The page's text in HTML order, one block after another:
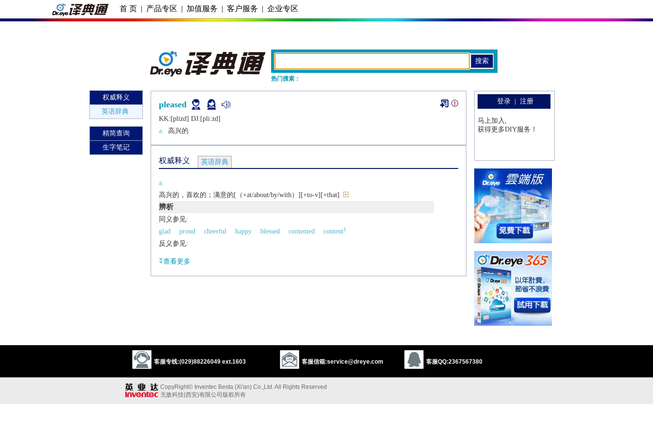
首 页 | 产品专区 | 加值服务 | 客户服务 | 企业专区
热门搜索：
权威释义
英语辞典
精简查询
生字笔记
pleased
KK:[plizd] DJ:[pliːzd]
a.
高兴的
权威释义 英语辞典
a.
高兴的，喜欢的；满意的[（+at/about/by/with）][+to-v][+that]
辨析
同义参见:
glad
proud cheerful happy blessed contented content1
反义参见:
以上来源于：《简明牛津英语词典》
查看更多
客服专线:(029)88226049 ext.1603 客服信箱:service@dreye.com 客服QQ:2367567380
CopyRight© Inventec Besta (Xi'an) Co.,Ltd. All Rights Reserved
无敌科技(西安)有限公司版权所有